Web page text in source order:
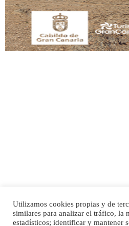
Leales.org » Gran Canaria | 9.7.2025
SHIBA PERDIDO AVDA JOSE MESA Y
PERRO MACHO RAZA SHIBA CON
Utilizamos cookies propias y de
similares para analizar el tráfico, la
estadísticos; identificar y mantener